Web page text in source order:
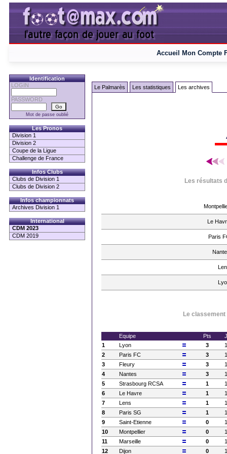
Accueil Mon Compte
Identification
LOGIN
PASSWORD
Mot de passe oublié
Les Pronos
Division 1
Division 2
Coupe de la Ligue
Challenge de France
Infos Clubs
Clubs de Division 1
Clubs de Division 2
Infos championnats
Archives Division 1
International
CDM 2023
CDM 2019
Le Palmarès Les statistiques Les archives
Les résultats
Le
Paris
Le classement
Equipe Pts
J
1
Lyon 3
1
2
Paris FC 3
1
3
Fleury 3
1
4
Nantes 3
1
5
Strasbourg RCSA 1
1
6
Le Havre 1
1
7
Lens 1
1
8
Paris SG 1
1
9
Saint-Etienne 0
1
10
Montpellier 0
1
11
Marseille 0
1
12
Dijon 0 1